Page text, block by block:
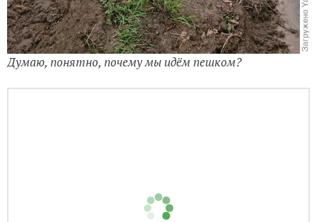
Крупный морской шиповник ещё не созрел.